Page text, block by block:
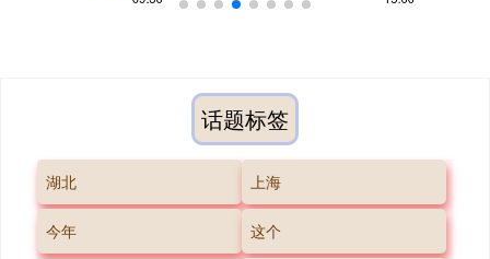
话题标签
湖北 上海
今年 这个